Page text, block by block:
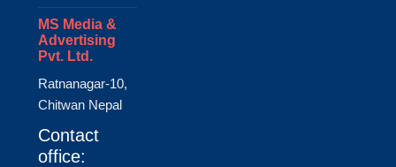
MS Media &
Advertising
Pvt. Ltd.
Ratnanagar-10,
Chitwan Nepal
Contact
office: